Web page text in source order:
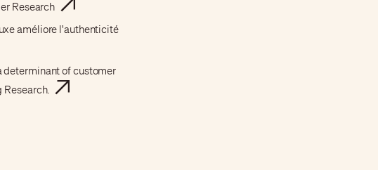
Research
améliore l'authenticité
determinant of customer